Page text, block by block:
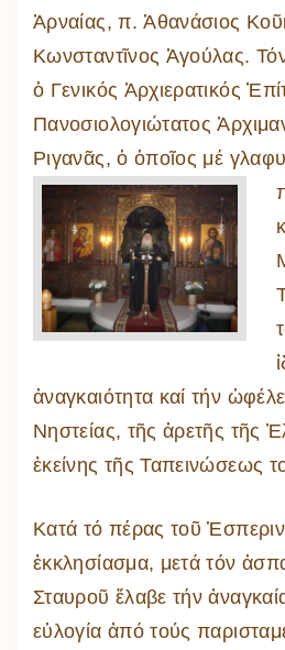
Ἀρναίας, π. Ἀθανάσιος
Κωνσταντῖνος Ἀγούλας.
ὁ Γενικός Ἀρχιερατικός
Πανοσιολογιώτατος
Ριγανᾶς, ὁ ὁποῖος μέ
ἀναγκαιότητα καί τήν
Νηστείας, τῆς ἀρετῆς τῆς
ἐκείνης τῆς Ταπεινώσεως
Κατά τό πέρας τοῦ
ἐκκλησίασμα, μετά τόν
Σταυροῦ ἔλαβε τήν
εὐλογία ἀπό τούς